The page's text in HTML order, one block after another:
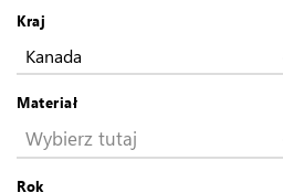
Kraj
Kanada
Materiał
Wybierz tutaj
Rok